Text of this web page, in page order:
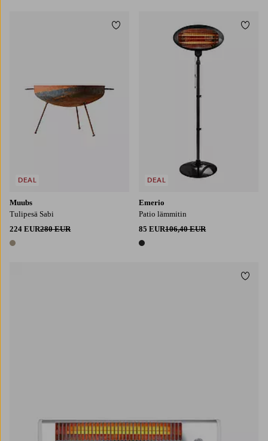
Muubs
Tulipesä Sabi
224 EUR280 EUR
1 väri
DEAL
Lisää suosikkeihin
Emerio
Patio lämmitin
85 EUR106,40 EUR
1 väri
DEAL